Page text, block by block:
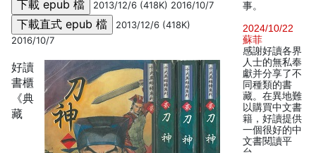
2013/12/6 (418K) 2016/10/7
2013/12/6 (418K)
2016/10/7
好讀
書櫃
《典
藏
事。
2024/10/22
蘇菲
感謝好讀各界
人士的無私奉
獻并分享了不
同種類的書
藏。在異地難
以購買中文書
籍，好讀提供
一個很好的中
文書閱讀平